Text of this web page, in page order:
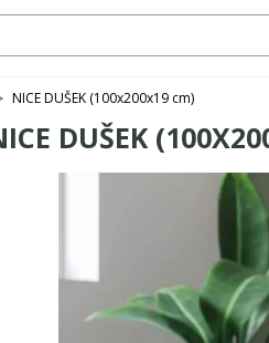
NICE DUŠEK (100x200x19 cm)
DUŠEK